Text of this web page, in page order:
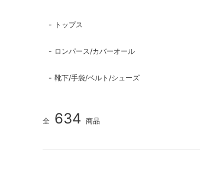
トップス
ロンパース/カバーオール
靴下/手袋/ベルト/シューズ
全 634 商品